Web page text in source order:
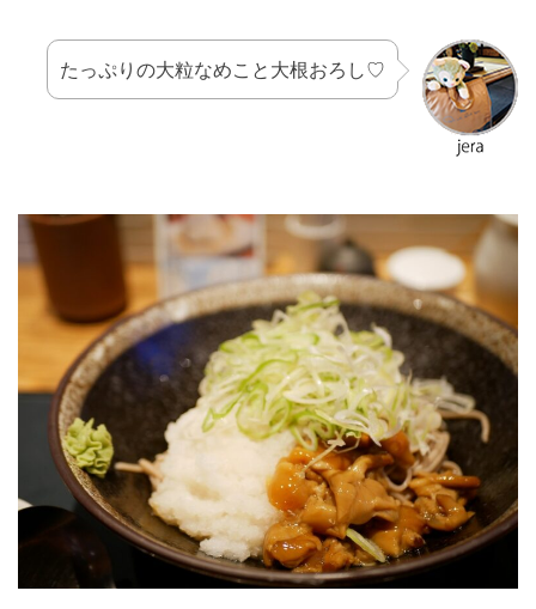
たっぷりの大粒なめこと大根おろし♡